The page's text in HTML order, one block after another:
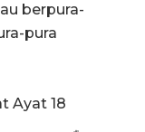
berpura-
pura
Ayat 18